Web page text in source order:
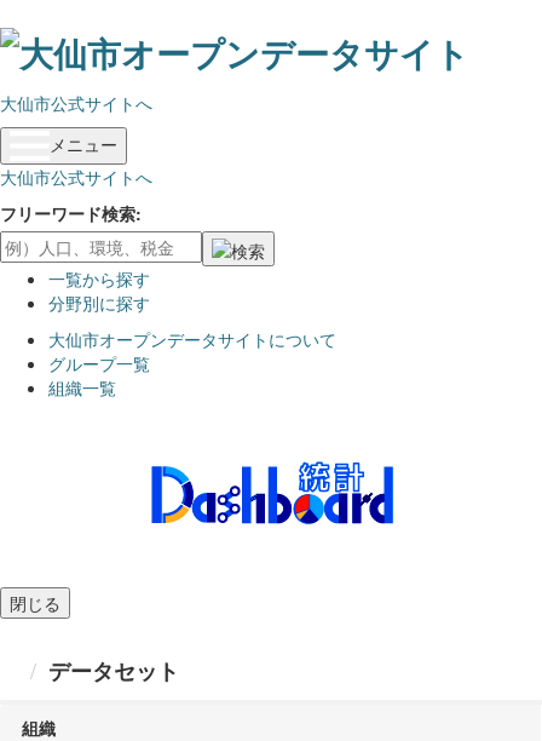
ス
プ
し
て
内
容
へ
大仙市公式サイトへ
メニュー
大仙市公式サイトへ
フリーワード検索
一覧から探す
分野別に探す
大仙市オープンデータサイトについて
グループ一覧
組織一覧
閉じる
データセット
組織